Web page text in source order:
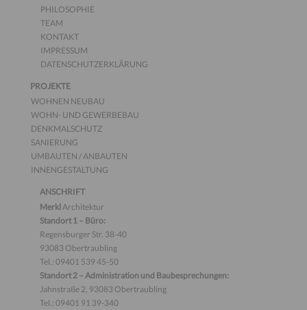
PHILOSOPHIE
TEAM
KONTAKT
IMPRESSUM
DATENSCHUTZERKLÄRUNG
PROJEKTE
WOHNEN NEUBAU
WOHN- UND GEWERBEBAU
DENKMALSCHUTZ
SANIERUNG
UMBAUTEN / ANBAUTEN
INNENGESTALTUNG
ANSCHRIFT
Merkl Architektur
Standort 1 – Büro:
Regensburger Str. 38-40
93083 Obertraubling
Tel.: 09401 539 45-50
Standort 2 – Administration und Baubesprechungen:
Jahnstraße 2, 93083 Obertraubling
Tel.: 09401 91 39-340